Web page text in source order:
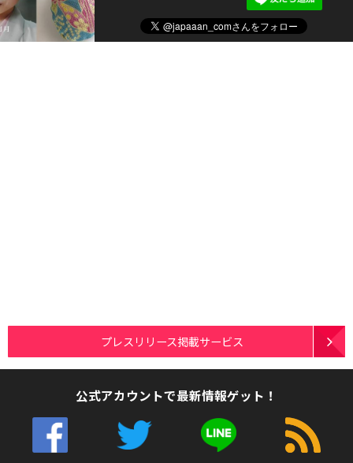
プレスリリース掲載サービス
公式アカウントで最新情報ゲット！